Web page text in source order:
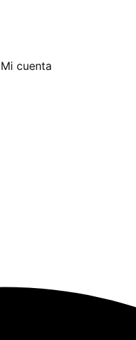
Mi cuenta